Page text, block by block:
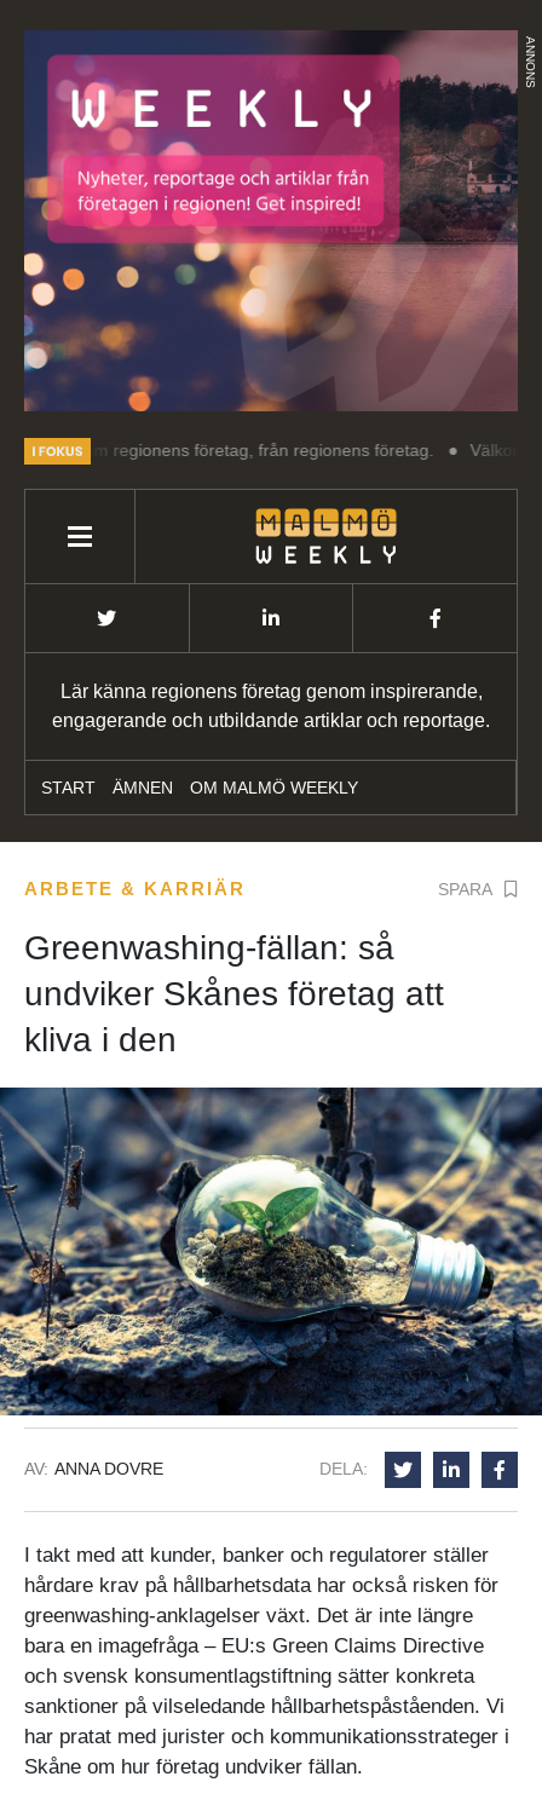
ANNONS
regionens företag, från regionens företag. Välkommen till
Lär känna regionens företag genom inspirerande,
engagerande och utbildande artiklar och reportage.
START ÄMNEN OM MALMÖ WEEKLY
ARBETE & KARRIÄR SPARA
Greenwashing-fällan: så
undviker Skånes företag att
kliva i den
AV: ANNA DOVRE DELA:
I takt med att kunder, banker och regulatorer ställer
hårdare krav på hållbarhetsdata har också risken för
greenwashing-anklagelser växt. Det är inte längre
bara en imagefråga – EU:s Green Claims Directive
och svensk konsumentlagstiftning sätter konkreta
sanktioner på vilseledande hållbarhetspåståenden. Vi
har pratat med jurister och kommunikationsstrateger i
Skåne om hur företag undviker fällan.